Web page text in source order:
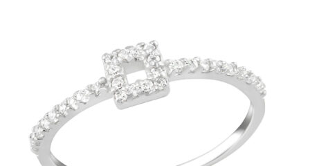
Zásnubné prstne z kolekcie Diamonds line.